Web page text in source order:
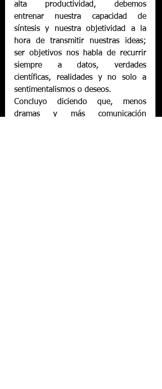
alta productividad, debemos
entrenar nuestra capacidad de
síntesis y nuestra objetividad a la
hora de transmitir nuestras ideas;
ser objetivos nos habla de recurrir
siempre a datos, verdades
científicas, realidades y no solo a
sentimentalismos o deseos.
Concluyo diciendo que, menos
dramas y más comunicación